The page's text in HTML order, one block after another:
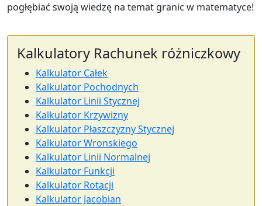
pogłębiać swoją wiedzę na temat granic w matematyce!
Kalkulatory Rachunek różniczkowy
Kalkulator Całek
Kalkulator Pochodnych
Kalkulator Linii Stycznej
Kalkulator Krzywizny
Kalkulator Płaszczyzny Stycznej
Kalkulator Wronskiego
Kalkulator Linii Normalnej
Kalkulator Funkcji
Kalkulator Rotacji
Kalkulator Jacobian